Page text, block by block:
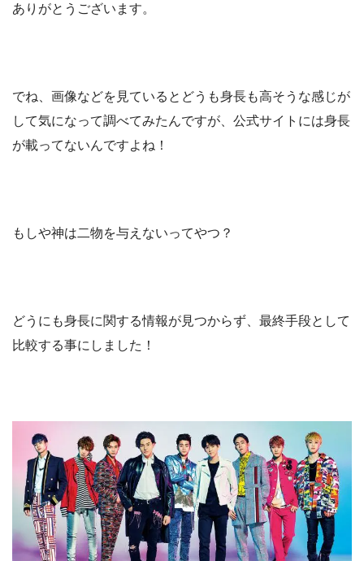
ありがとうございます。
でね、画像などを見ているとどうも身長も高そうな感じが
して気になって調べてみたんですが、公式サイトには身長
が載ってないんですよね！
もしや神は二物を与えないってやつ？
どうにも身長に関する情報が見つからず、最終手段として
比較する事にしました！